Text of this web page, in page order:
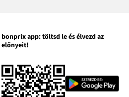
bonprix app: töltsd le és élvezd az
előnyeit!
A
link